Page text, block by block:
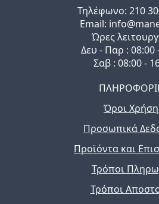
Τηλέφωνo: 210
Email:
Ώρες
Δευ - Παρ : 08:00
Σαβ : 08:00 -
Όροι
Προσωπικά
Προϊόντα και
Τρόποι
Τρόποι